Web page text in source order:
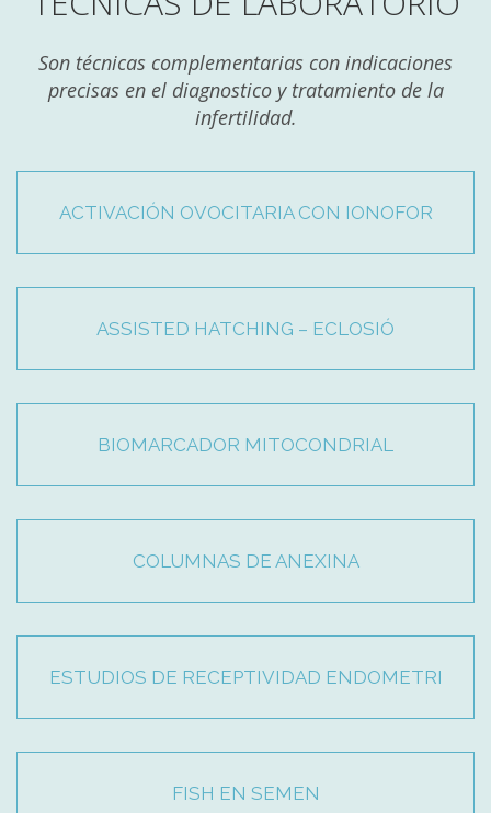
Son técnicas complementarias con indicaciones
precisas en el diagnostico y tratamiento de la
infertilidad.
ACTIVACIÓN OVOCITARIA CON IONOFOR
ASSISTED HATCHING – ECLOSIÓ
BIOMARCADOR MITOCONDRIAL
COLUMNAS DE ANEXINA
ESTUDIOS DE RECEPTIVIDAD ENDOMETRI
FISH EN SEMEN